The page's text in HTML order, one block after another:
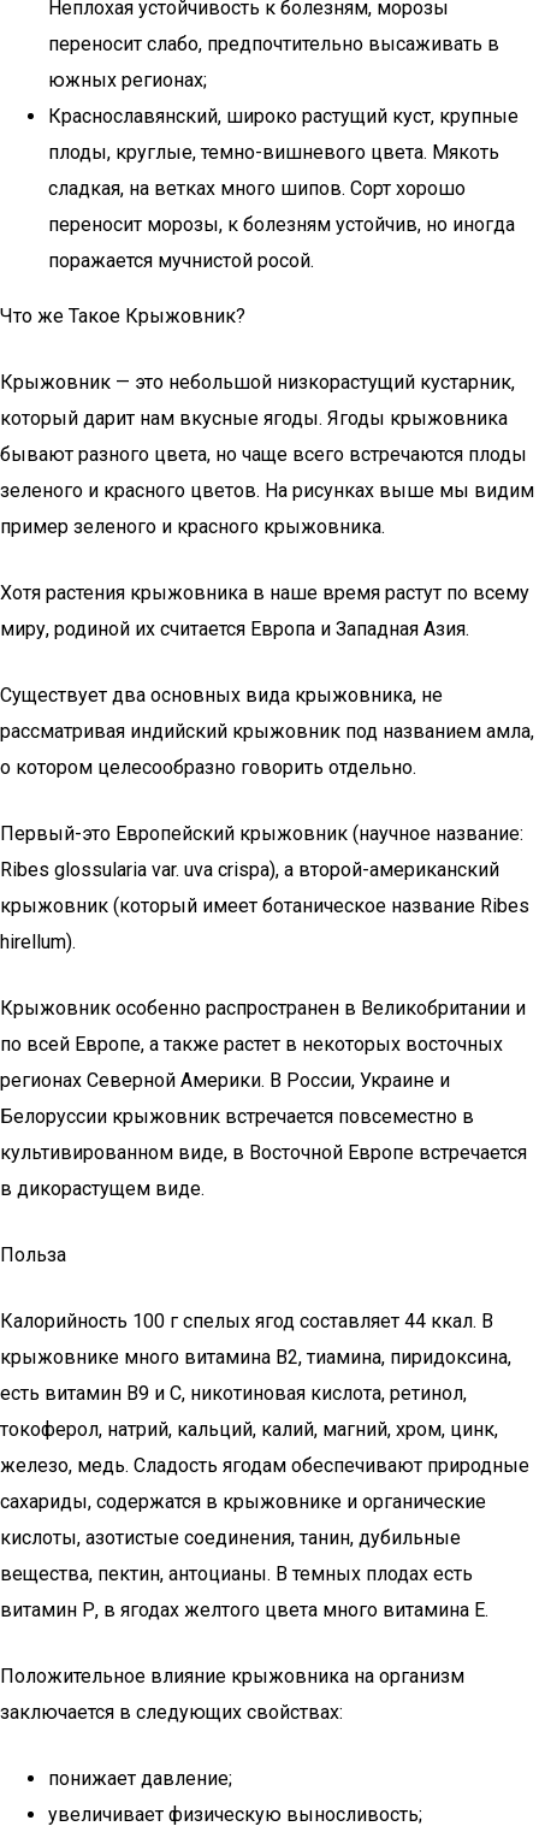
Неплохая устойчивость к болезням, морозы
переносит слабо, предпочтительно высаживать в
южных регионах;
Краснославянский, широко растущий куст, крупные
плоды, круглые, темно-вишневого цвета. Мякоть
сладкая, на ветках много шипов. Сорт хорошо
переносит морозы, к болезням устойчив, но иногда
поражается мучнистой росой.
Что же Такое Крыжовник?
Крыжовник — это небольшой низкорастущий кустарник,
который дарит нам вкусные ягоды. Ягоды крыжовника
бывают разного цвета, но чаще всего встречаются плоды
зеленого и красного цветов. На рисунках выше мы видим
пример зеленого и красного крыжовника.
Хотя растения крыжовника в наше время растут по всему
миру, родиной их считается Европа и Западная Азия.
Существует два основных вида крыжовника, не
рассматривая индийский крыжовник под названием амла,
о котором целесообразно говорить отдельно.
Первый-это Европейский крыжовник (научное название:
Ribes glossularia var. uva crispa), а второй-американский
крыжовник (который имеет ботаническое название Ribes
hirellum).
Крыжовник особенно распространен в Великобритании и
по всей Европе, а также растет в некоторых восточных
регионах Северной Америки. В России, Украине и
Белоруссии крыжовник встречается повсеместно в
культивированном виде, в Восточной Европе встречается
в дикорастущем виде.
Польза
Калорийность 100 г спелых ягод составляет 44 ккал. В
крыжовнике много витамина В2, тиамина, пиридоксина,
есть витамин В9 и С, никотиновая кислота, ретинол,
токоферол, натрий, кальций, калий, магний, хром, цинк,
железо, медь. Сладость ягодам обеспечивают природные
сахариды, содержатся в крыжовнике и органические
кислоты, азотистые соединения, танин, дубильные
вещества, пектин, антоцианы. В темных плодах есть
витамин Р, в ягодах желтого цвета много витамина Е.
Положительное влияние крыжовника на организм
заключается в следующих свойствах:
понижает давление;
увеличивает физическую выносливость;